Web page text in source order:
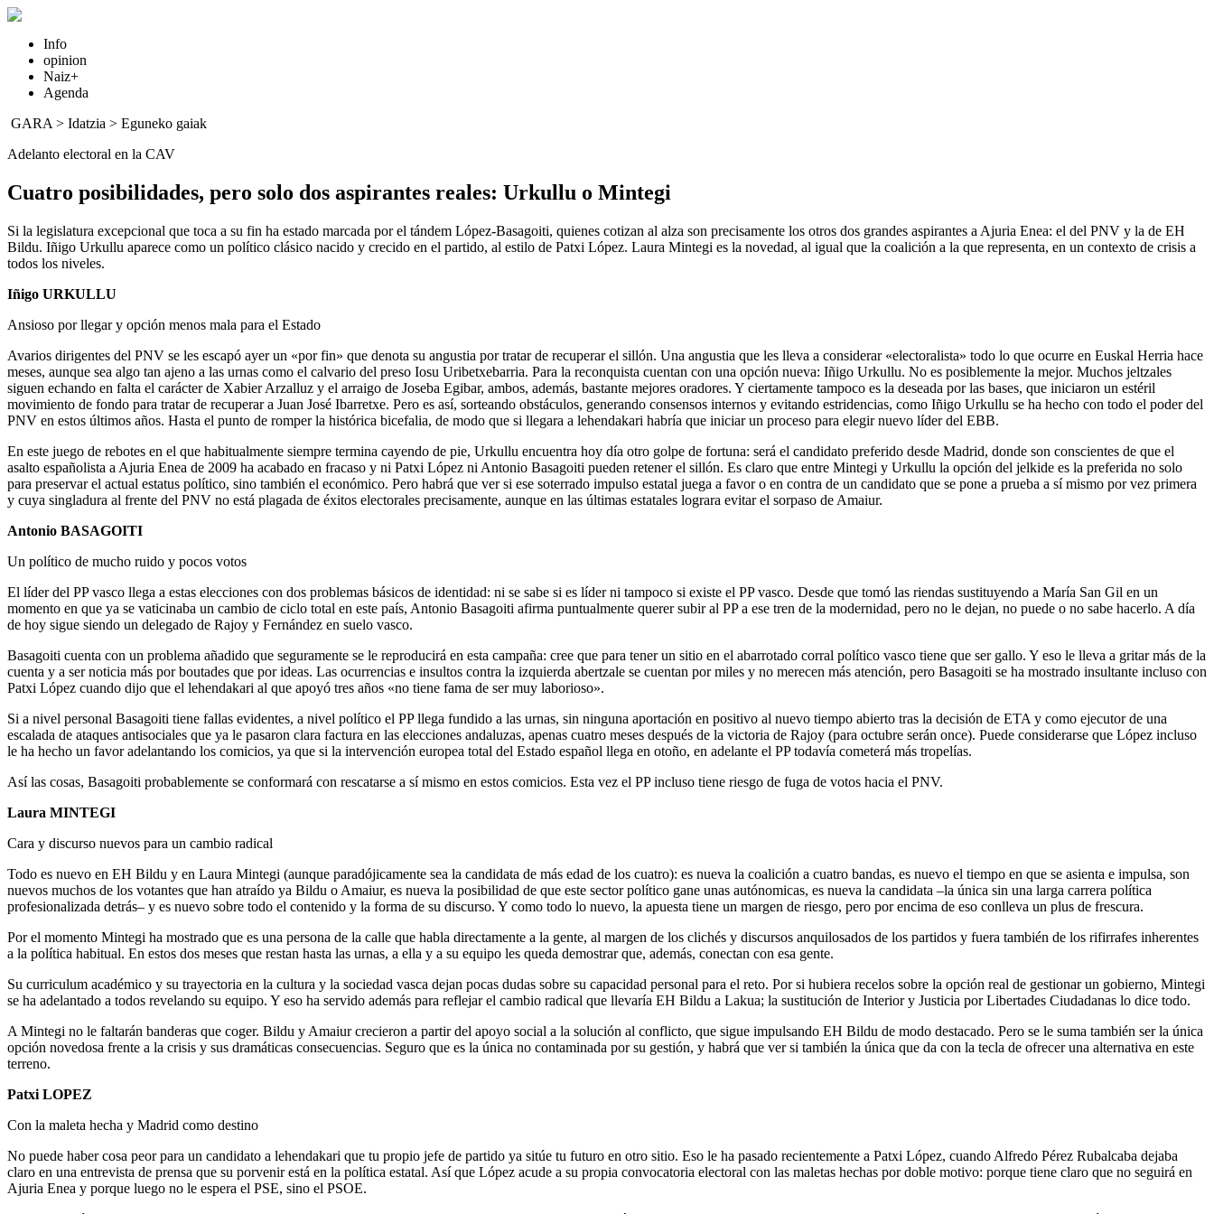
Info
opinion
Naiz+
Agenda
GARA > Idatzia > Eguneko gaiak
Adelanto electoral en la CAV
Cuatro posibilidades, pero solo dos aspirantes reales: Urkullu o Mintegi
Si la legislatura excepcional que toca a su fin ha estado marcada por el tándem López-Basagoiti, quienes cotizan al alza son precisamente los otros dos grandes aspirantes a Ajuria Enea: el del PNV y la de EH
Bildu. Iñigo Urkullu aparece como un político clásico nacido y crecido en el partido, al estilo de Patxi López. Laura Mintegi es la novedad, al igual que la coalición a la que representa, en un contexto de crisis a
todos los niveles.
Iñigo URKULLU
Ansioso por llegar y opción menos mala para el Estado
Avarios dirigentes del PNV se les escapó ayer un «por fin» que denota su angustia por tratar de recuperar el sillón. Una angustia que les lleva a considerar «electoralista» todo lo que ocurre en Euskal Herria hace
meses, aunque sea algo tan ajeno a las urnas como el calvario del preso Iosu Uribetxebarria. Para la reconquista cuentan con una opción nueva: Iñigo Urkullu. No es posiblemente la mejor. Muchos jeltzales
siguen echando en falta el carácter de Xabier Arzalluz y el arraigo de Joseba Egibar, ambos, además, bastante mejores oradores. Y ciertamente tampoco es la deseada por las bases, que iniciaron un estéril
movimiento de fondo para tratar de recuperar a Juan José Ibarretxe. Pero es así, sorteando obstáculos, generando consensos internos y evitando estridencias, como Iñigo Urkullu se ha hecho con todo el poder del
PNV en estos últimos años. Hasta el punto de romper la histórica bicefalia, de modo que si llegara a lehendakari habría que iniciar un proceso para elegir nuevo líder del EBB.
En este juego de rebotes en el que habitualmente siempre termina cayendo de pie, Urkullu encuentra hoy día otro golpe de fortuna: será el candidato preferido desde Madrid, donde son conscientes de que el
asalto españolista a Ajuria Enea de 2009 ha acabado en fracaso y ni Patxi López ni Antonio Basagoiti pueden retener el sillón. Es claro que entre Mintegi y Urkullu la opción del jelkide es la preferida no solo
para preservar el actual estatus político, sino también el económico. Pero habrá que ver si ese soterrado impulso estatal juega a favor o en contra de un candidato que se pone a prueba a sí mismo por vez primera
y cuya singladura al frente del PNV no está plagada de éxitos electorales precisamente, aunque en las últimas estatales lograra evitar el sorpaso de Amaiur.
Antonio BASAGOITI
Un político de mucho ruido y pocos votos
El líder del PP vasco llega a estas elecciones con dos problemas básicos de identidad: ni se sabe si es líder ni tampoco si existe el PP vasco. Desde que tomó las riendas sustituyendo a María San Gil en un
momento en que ya se vaticinaba un cambio de ciclo total en este país, Antonio Basagoiti afirma puntualmente querer subir al PP a ese tren de la modernidad, pero no le dejan, no puede o no sabe hacerlo. A día
de hoy sigue siendo un delegado de Rajoy y Fernández en suelo vasco.
Basagoiti cuenta con un problema añadido que seguramente se le reproducirá en esta campaña: cree que para tener un sitio en el abarrotado corral político vasco tiene que ser gallo. Y eso le lleva a gritar más de la
cuenta y a ser noticia más por boutades que por ideas. Las ocurrencias e insultos contra la izquierda abertzale se cuentan por miles y no merecen más atención, pero Basagoiti se ha mostrado insultante incluso con
Patxi López cuando dijo que el lehendakari al que apoyó tres años «no tiene fama de ser muy laborioso».
Si a nivel personal Basagoiti tiene fallas evidentes, a nivel político el PP llega fundido a las urnas, sin ninguna aportación en positivo al nuevo tiempo abierto tras la decisión de ETA y como ejecutor de una
escalada de ataques antisociales que ya le pasaron clara factura en las elecciones andaluzas, apenas cuatro meses después de la victoria de Rajoy (para octubre serán once). Puede considerarse que López incluso
le ha hecho un favor adelantando los comicios, ya que si la intervención europea total del Estado español llega en otoño, en adelante el PP todavía cometerá más tropelías.
Así las cosas, Basagoiti probablemente se conformará con rescatarse a sí mismo en estos comicios. Esta vez el PP incluso tiene riesgo de fuga de votos hacia el PNV.
Laura MINTEGI
Cara y discurso nuevos para un cambio radical
Todo es nuevo en EH Bildu y en Laura Mintegi (aunque paradójicamente sea la candidata de más edad de los cuatro): es nueva la coalición a cuatro bandas, es nuevo el tiempo en que se asienta e impulsa, son
nuevos muchos de los votantes que han atraído ya Bildu o Amaiur, es nueva la posibilidad de que este sector político gane unas autónomicas, es nueva la candidata –la única sin una larga carrera política
profesionalizada detrás– y es nuevo sobre todo el contenido y la forma de su discurso. Y como todo lo nuevo, la apuesta tiene un margen de riesgo, pero por encima de eso conlleva un plus de frescura.
Por el momento Mintegi ha mostrado que es una persona de la calle que habla directamente a la gente, al margen de los clichés y discursos anquilosados de los partidos y fuera también de los rifirrafes inherentes
a la política habitual. En estos dos meses que restan hasta las urnas, a ella y a su equipo les queda demostrar que, además, conectan con esa gente.
Su curriculum académico y su trayectoria en la cultura y la sociedad vasca dejan pocas dudas sobre su capacidad personal para el reto. Por si hubiera recelos sobre la opción real de gestionar un gobierno, Mintegi
se ha adelantado a todos revelando su equipo. Y eso ha servido además para reflejar el cambio radical que llevaría EH Bildu a Lakua; la sustitución de Interior y Justicia por Libertades Ciudadanas lo dice todo.
A Mintegi no le faltarán banderas que coger. Bildu y Amaiur crecieron a partir del apoyo social a la solución al conflicto, que sigue impulsando EH Bildu de modo destacado. Pero se le suma también ser la única
opción novedosa frente a la crisis y sus dramáticas consecuencias. Seguro que es la única no contaminada por su gestión, y habrá que ver si también la única que da con la tecla de ofrecer una alternativa en este
terreno.
Patxi LOPEZ
Con la maleta hecha y Madrid como destino
No puede haber cosa peor para un candidato a lehendakari que tu propio jefe de partido ya sitúe tu futuro en otro sitio. Eso le ha pasado recientemente a Patxi López, cuando Alfredo Pérez Rubalcaba dejaba
claro en una entrevista de prensa que su porvenir está en la política estatal. Así que López acude a su propia convocatoria electoral con las maletas hechas por doble motivo: porque tiene claro que no seguirá en
Ajuria Enea y porque luego no le espera el PSE, sino el PSOE.